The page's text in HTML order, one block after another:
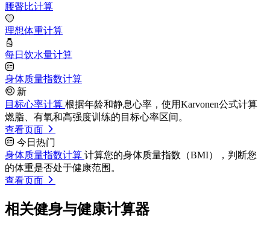
腰臀比计算
理想体重计算
每日饮水量计算
身体质量指数计算
新
目标心率计算 根据年龄和静息心率，使用Karvonen公式计算
燃脂、有氧和高强度训练的目标心率区间。
查看页面
今日热门
身体质量指数计算 计算您的身体质量指数（BMI），判断您
的体重是否处于健康范围。
查看页面
相关健身与健康计算器